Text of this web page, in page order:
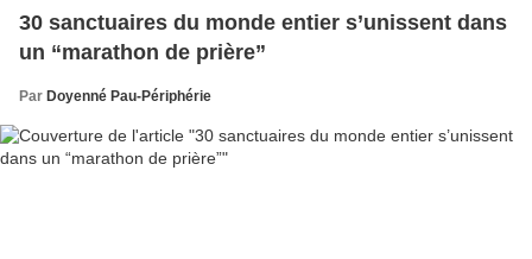
30 sanctuaires du monde entier s’unissent dans
un “marathon de prière”
Par Doyenné Pau-Périphérie